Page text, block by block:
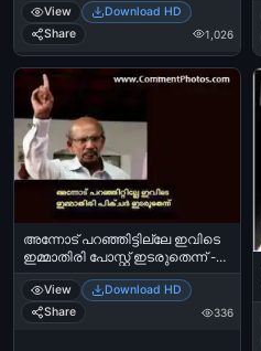
View
Download HD
Share
1,026
അന്നോട് പറഞ്ഞിട്ടില്ലേ ഇവിടെ
ഇമ്മാതിരി പോസ്റ്റ്‌ ഇടരുതെന്ന് -
മാമുക്കോയ - Annodu Paranjittille
Ivide Immathiri Post Idaruthennu -
Mamukkoya
View
Download HD
Share
336